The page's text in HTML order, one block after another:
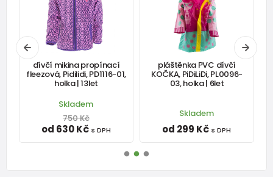
dívčí mikina propínací
fleezová, Pidilidi, PD1116-01,
holka | 13let
Skladem
750 Kč
od 630 Kč s DPH
pláštěnka PVC dívčí
KOČKA, PiDiLiDi, PL0096-
03, holka | 6let
Skladem
od 299 Kč s DPH